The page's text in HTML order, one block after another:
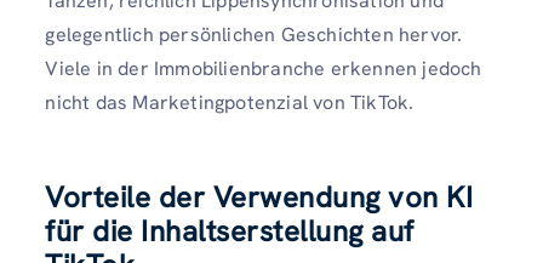
gelegentlich persönlichen Geschichten hervor.
Viele in der Immobilienbranche erkennen jedoch
nicht das Marketingpotenzial von TikTok.
Vorteile der Verwendung von KI
für die Inhaltserstellung auf